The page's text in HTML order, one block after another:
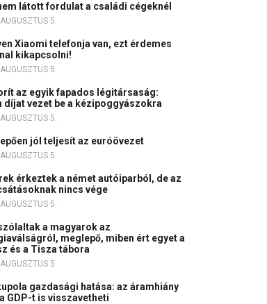
látott fordulat a családi cégeknél
5.
Xiaomi telefonja van, ezt érdemes
kikapcsolni!
5.
az egyik fapados légitársaság:
díjat vezet be a kézipoggyászokra
5.
jól teljesít az euróövezet
5.
érkeztek a német autóiparból, de az
nincs vége
5.
a magyarok az
meglepő, miben ért egyet a
és a Tisza tábora
5.
gazdasági hatása: az áramhiány
GDP-t is visszavetheti